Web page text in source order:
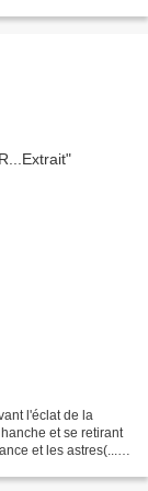
l'éclat de la
et se retirant
et les astres(....)